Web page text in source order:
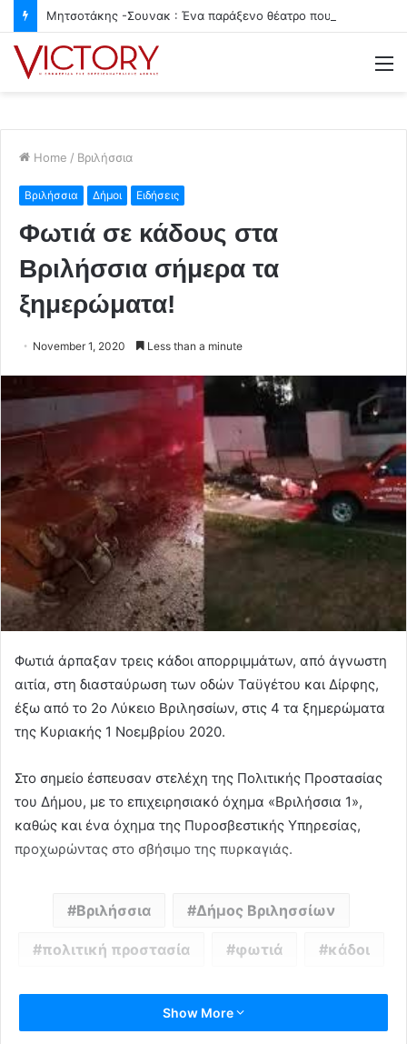
Home / Βριλήσσια
Βριλήσσια Δήμοι Ειδήσεις
Φωτιά σε κάδους στα
Βριλήσσια σήμερα τα
ξημερώματα!
November 1, 2020 Less than a minute
Φωτιά άρπαξαν τρεις κάδοι απορριμμάτων, από άγνωστη
αιτία, στη διασταύρωση των οδών Ταϋγέτου και Δίρφης,
έξω από το 2ο Λύκειο Βριλησσίων, στις 4 τα ξημερώματα
της Κυριακής 1 Νοεμβρίου 2020.
Στο σημείο έσπευσαν στελέχη της Πολιτικής Προστασίας
του Δήμου, με το επιχειρησιακό όχημα «Βριλήσσια 1»,
καθώς και ένα όχημα της Πυροσβεστικής Υπηρεσίας,
προχωρώντας στο σβήσιμο της πυρκαγιάς.
Βριλήσσια Δήμος Βριλησσίων
πολιτική προστασία φωτιά κάδοι
Show More